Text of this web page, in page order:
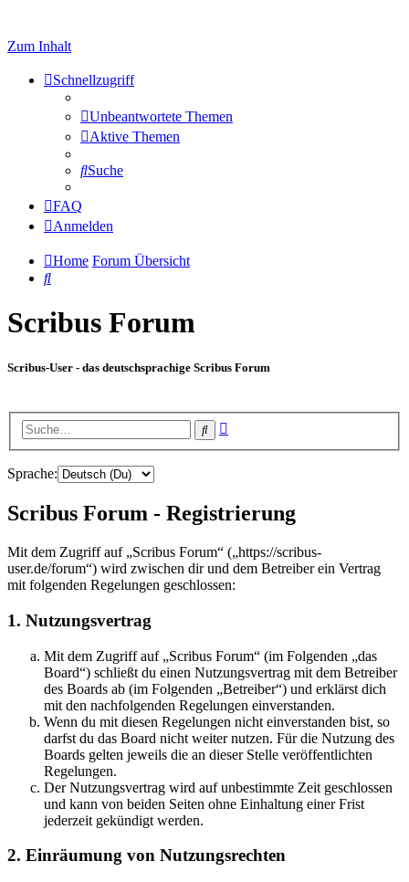
Zum Inhalt
Schnellzugriff
Unbeantwortete Themen
Aktive Themen
Suche
FAQ
Anmelden
Home Forum Übersicht
Suche
Scribus Forum
Scribus-User - das deutschsprachige Scribus Forum
Suche
Sprache:
Scribus Forum - Registrierung
Mit dem Zugriff auf „Scribus Forum“ („https://scribus-
user.de/forum“) wird zwischen dir und dem Betreiber ein Vertrag
mit folgenden Regelungen geschlossen:
1. Nutzungsvertrag
Mit dem Zugriff auf „Scribus Forum“ (im Folgenden „das
Board“) schließt du einen Nutzungsvertrag mit dem Betreiber
des Boards ab (im Folgenden „Betreiber“) und erklärst dich
mit den nachfolgenden Regelungen einverstanden.
Wenn du mit diesen Regelungen nicht einverstanden bist, so
darfst du das Board nicht weiter nutzen. Für die Nutzung des
Boards gelten jeweils die an dieser Stelle veröffentlichten
Regelungen.
Der Nutzungsvertrag wird auf unbestimmte Zeit geschlossen
und kann von beiden Seiten ohne Einhaltung einer Frist
jederzeit gekündigt werden.
2. Einräumung von Nutzungsrechten